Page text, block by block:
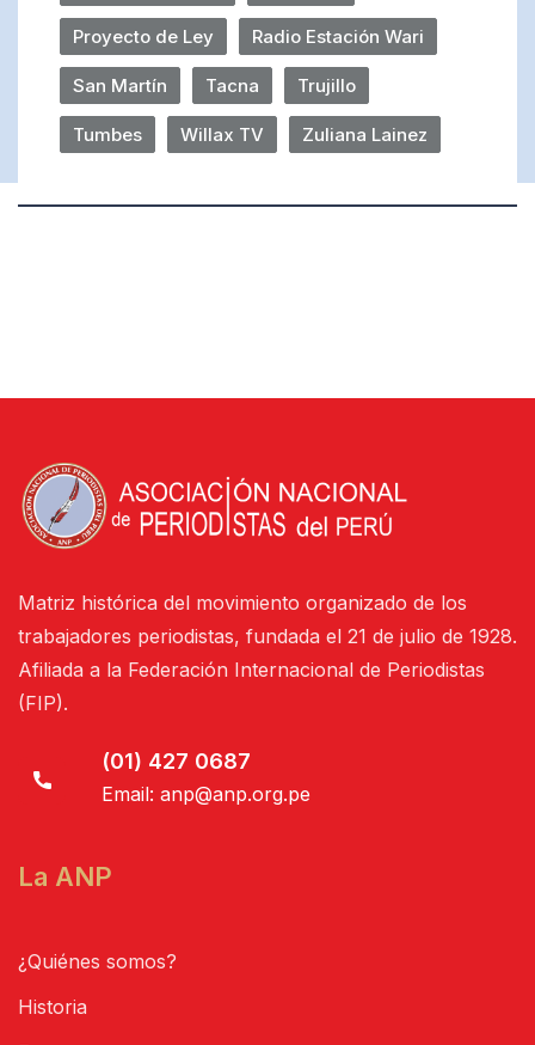
Proyecto de Ley Radio Estación Wari
San Martín Tacna Trujillo
Tumbes Willax TV Zuliana Lainez
Matriz histórica del movimiento organizado de los
trabajadores periodistas, fundada el 21 de julio de 1928.
Afiliada a la Federación Internacional de Periodistas
(FIP).
(01) 427 0687
Email: anp@anp.org.pe
La ANP
¿Quiénes somos?
Historia